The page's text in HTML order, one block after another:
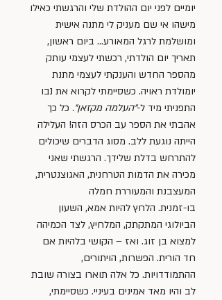
יומיים לפני יום ההולדת שלי והרגשתי כאילו
מישהו אי שם מעניק לי מתנה אישית
ומושלמת לרגל המאורע… ביום ראשון,
תאריך יום הולדתי, רכשתי לעצמי עותק
מהספר החדש והענקתי לעצמי מתנת
יומולדת ראויה. כשסיימתי לקרוא את נבו
התפניתי מיד ל-״העלמה מקזאן״. כל כך
אהבתי את הספר עב הכרס הזה! העלילה
הייתה נוגעת ללב. מסוג הדברים שיכולים
להתרחש בדלת שלידך. הרגשתי שאני
מכירה את הדמות הטרחנית, האגוצנטרית,
המעצבנת והמעוררת חמלה
בו-זמנית. הלחץ להיות אמא, השעון
הביולוגי המתקתק, המלחיץ, לצד הכמיהה
למצוא בן זוג. ואז – הקושי בלהיות אם
חד הורית. הפשרות, הויתורים,
ההתמודדויות. כל אלה תוארו בצורה שובת
לב והיו מאד אמינים בעיניי. כשסיימתי,